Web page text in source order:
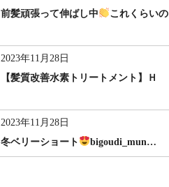
前髪頑張って伸ばし中
これくらいの
2023年11月28日
【髪質改善水素トリートメント】Ｈ
2023年11月28日
冬ベリーショート
bigoudi_mun…